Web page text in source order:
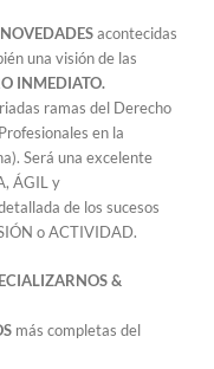
NOVEDADESacontecidas
una visión de las
INMEDIATO.
ramas del Derecho
en la
Será una excelente
ÁGIL y
de los sucesos
o ACTIVIDAD.
&
más completas del